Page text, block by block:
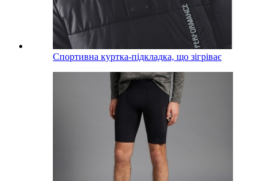
Спортивна куртка-підкладка, що зігріває